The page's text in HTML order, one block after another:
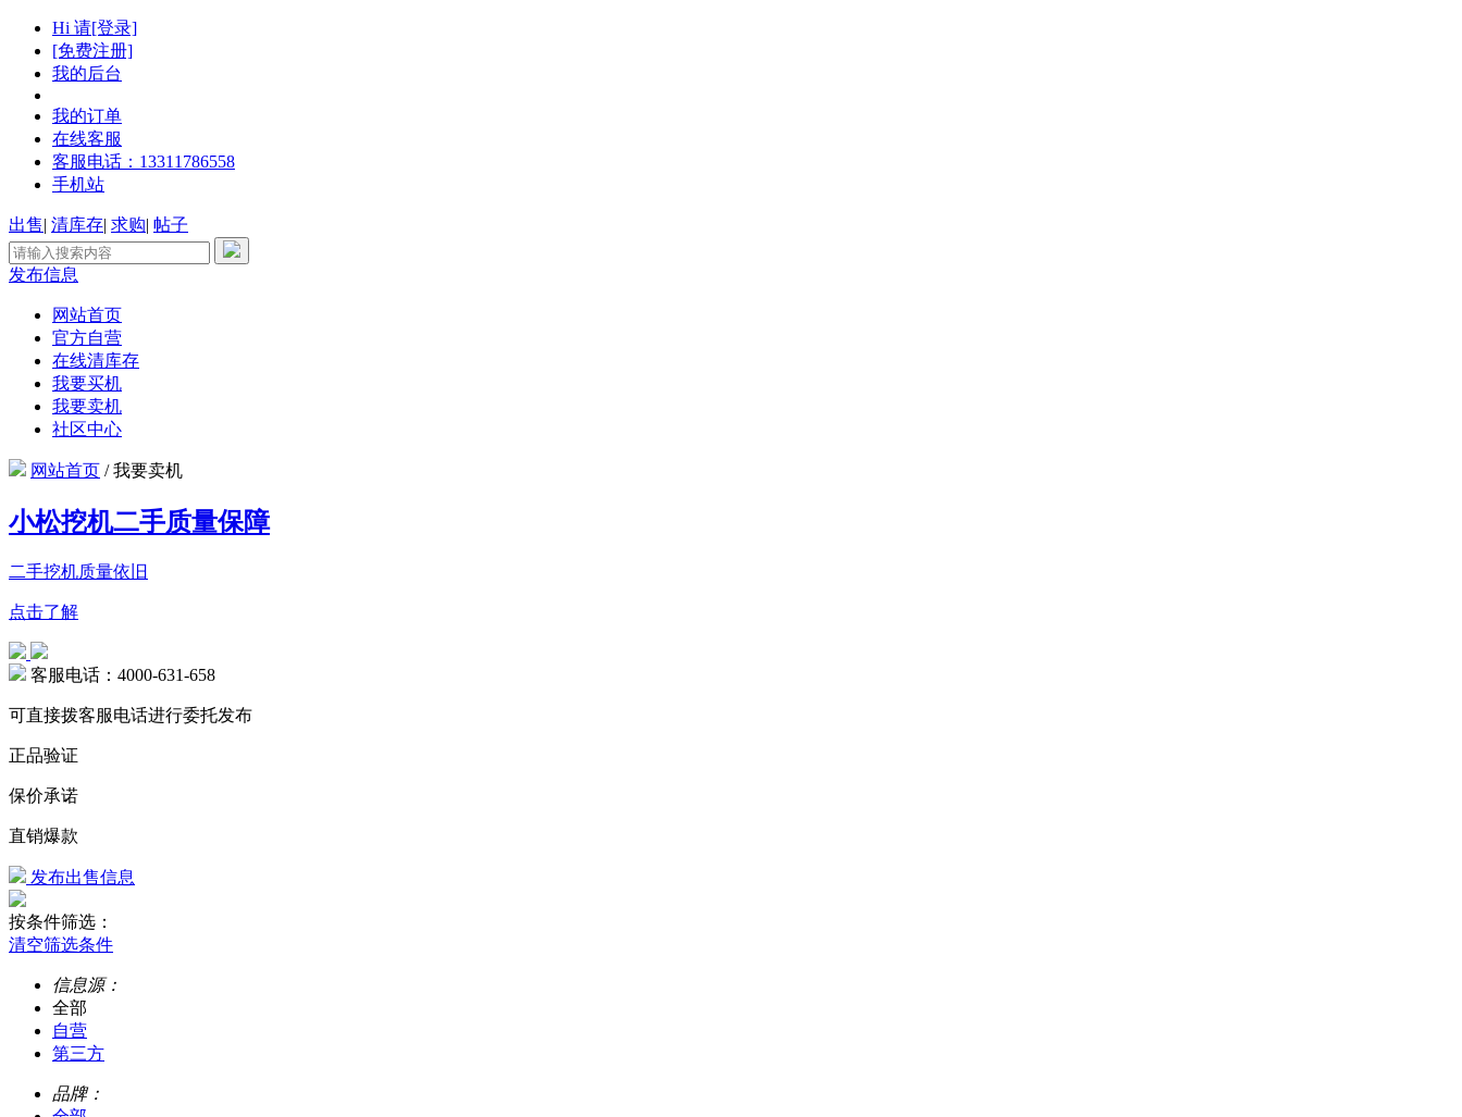
Hi 请[登录]
[免费注册]
我的后台
我的订单
在线客服
客服电话：13311786558
手机站
出售| 清库存| 求购| 帖子
发布信息
网站首页
官方自营
在线清库存
我要买机
我要卖机
社区中心
网站首页 /我要卖机
小松挖机二手质量保障
二手挖机质量依旧
点击了解
客服电话：4000-631-658
可直接拨客服电话进行委托发布
正品验证
保价承诺
直销爆款
发布出售信息
按条件筛选：
清空筛选条件
信息源：
全部
自营
第三方
品牌：